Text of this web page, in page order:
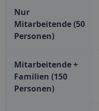
Nur
Mitarbeitende (50
Personen)
Mitarbeitende +
Familien (150
Personen)